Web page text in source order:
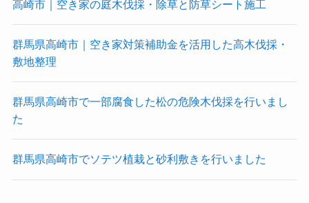
高崎市｜空き家の庭木伐採・除草と防草シート施工
群馬県高崎市｜空き家対策補助金を活用した高木伐採・
敷地整理
群馬県高崎市で一部腐食した松の危険木伐採を行いまし
た
群馬県高崎市でソテツ植栽と砂利敷きを行いました